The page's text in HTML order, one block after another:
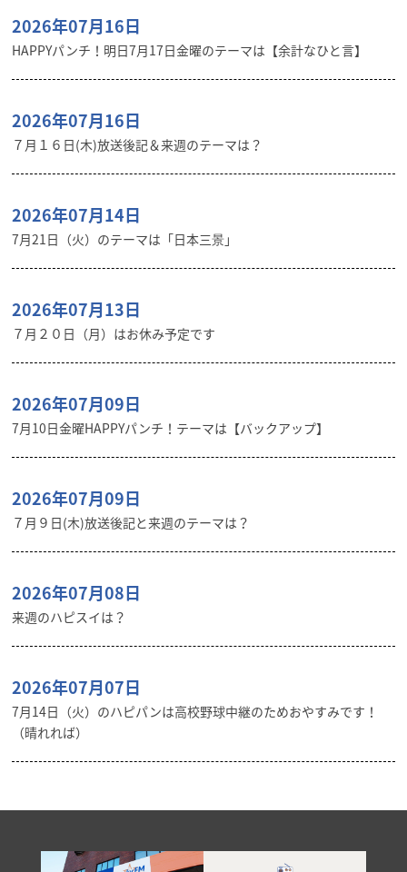
2026年07月16日
HAPPYパンチ！明日7月17日金曜のテーマは【余計なひと言】
2026年07月16日
７月１６日(木)放送後記＆来週のテーマは？
2026年07月14日
7月21日（火）のテーマは「日本三景」
2026年07月13日
７月２０日（月）はお休み予定です
2026年07月09日
7月10日金曜HAPPYパンチ！テーマは【バックアップ】
2026年07月09日
７月９日(木)放送後記と来週のテーマは？
2026年07月08日
来週のハピスイは？
2026年07月07日
7月14日（火）のハピパンは高校野球中継のためおやすみです！
（晴れれば）